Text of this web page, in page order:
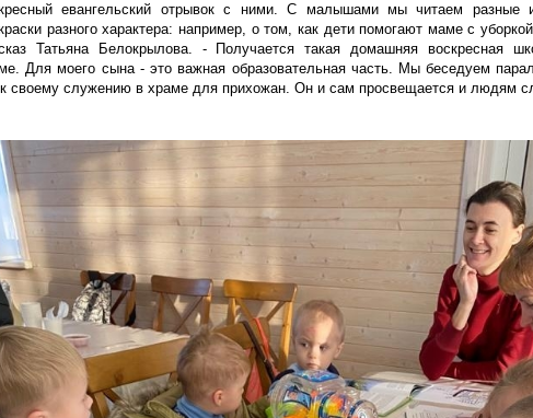
евангельский отрывок с ними. С малышами мы читаем разные
разного характера: например, о том, как дети помогают маме с
Татьяна Белокрылова. - Получается такая домашняя воскресная
Для моего сына - это важная образовательная часть. Мы беседуем
к своему служению в храме для прихожан. Он и сам просвещается и людям